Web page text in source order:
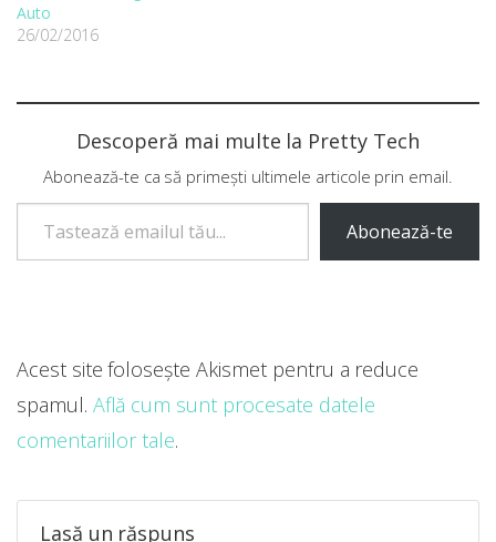
Auto
26/02/2016
Descoperă mai multe la Pretty Tech
Abonează-te ca să primești ultimele articole prin email.
Tastează emailul tău...
Abonează-te
Lasă un răspuns
Acest site folosește Akismet pentru a reduce
spamul. Află cum sunt procesate datele
comentariilor tale.